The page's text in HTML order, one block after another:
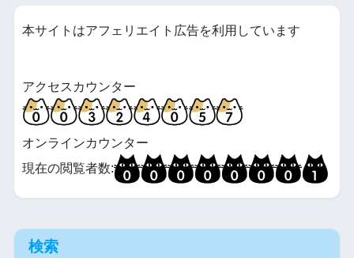
本サイトはアフェリエイト広告を利用しています
アクセスカウンター
オンラインカウンター
現在の閲覧者数:
検索